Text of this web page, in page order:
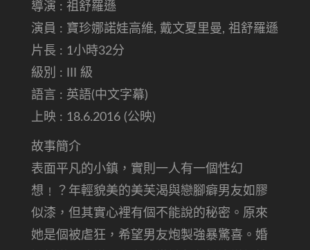
導演 : 祖舒羅遜
演員 : 寶珍娜諾娃高維, 戴文夏里曼, 祖舒羅遜
片長 : 1小時32分
級別 : III 級
語言 : 英語(中文字幕)
上映 : 18.6.2016 (公映)
故事簡介
表面平凡的小鎮，實則一人有一個性幻
想﹗？年輕貌美的美芙渴與戀腳癖男友如膠
似漆，但其實心裡有個不能說的秘密。原來
她是個被虐狂，希望男友炮製強暴驚喜。婚